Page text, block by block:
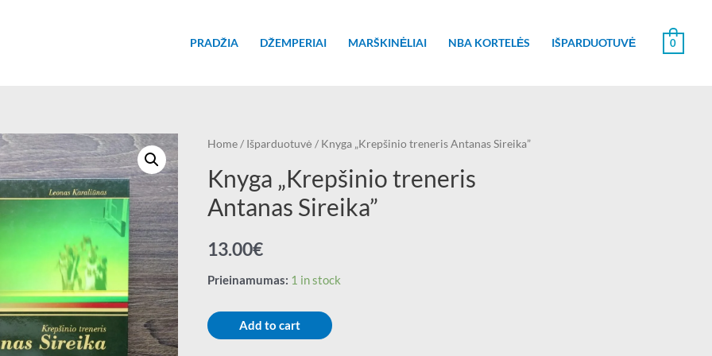
PRADŽIA DŽEMPERIAI MARŠKINĖLIAI NBA KORTELĖS IŠPARDUOTUVĖ 0
Home/ Išparduotuvė / Knyga „Krepšinio treneris Antanas Sireika”
Knyga „Krepšinio treneris
Antanas Sireika”
13.00€
Prieinamumas: 1 in stock
Add to cart